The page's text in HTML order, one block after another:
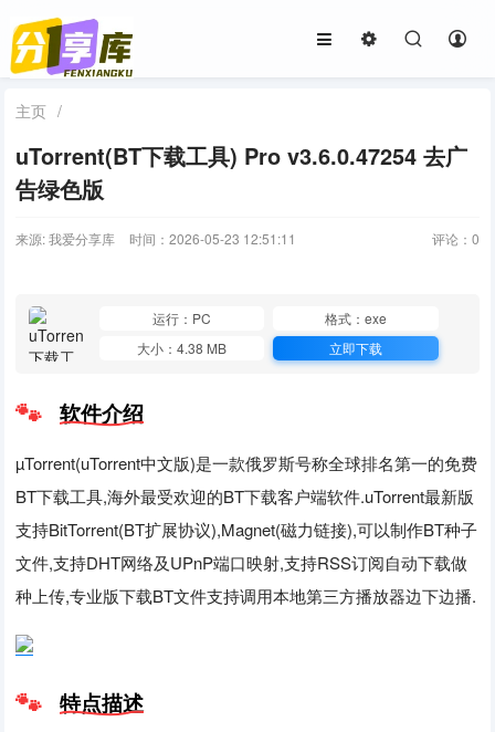
主页 /
uTorrent(BT下载工具) Pro v3.6.0.47254 去广
告绿色版
来源: 我爱分享库 时间：2026-05-23 12:51:11 评论： 0
运行：PC
格式：exe
大小：4.38 MB
立即下载
软件介绍
µTorrent(uTorrent中文版)是一款俄罗斯号称全球排名第一的免费
BT下载工具,海外最受欢迎的BT下载客户端软件.uTorrent最新版
支持BitTorrent(BT扩展协议),Magnet(磁力链接),可以制作BT种子
文件,支持DHT网络及UPnP端口映射,支持RSS订阅自动下载做
种上传,专业版下载BT文件支持调用本地第三方播放器边下边播.
特点描述